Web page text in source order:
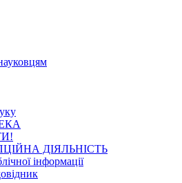
ДІЯЛЬНІСТЬ
інформації